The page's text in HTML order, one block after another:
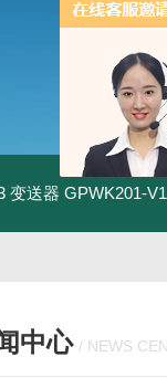
变送器 GPWK201-
中心 / NEWS